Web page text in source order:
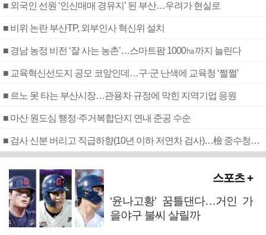
■ 외국인 선원 ‘인신매매 경유지’ 된 부산…우려가 현실로
■ 비위 논란 부산TP, 외부인사 혁신위 설치
■ 경남 농정 비전 ‘잘 사는 농촌’…스마트팜 1000㏊까지 늘린다
■ 교육혁신선도지 공모 코앞인데…구·군 난색에 교육청 ‘쩔쩔’
■ 르노 못 타는 부산시장…관용차 규정에 막힌 지역기업 응원
■ 마산 원도심 행정·주거복합단지 연내 준공 수순
■ 검사 신분 버리고 직급하향(10년 이하 저연차 검사)…檢 중수청행 기피
스포츠 +
‘윤나고황’ 꿈틀댄다…거인 가
을야구 불씨 살릴까